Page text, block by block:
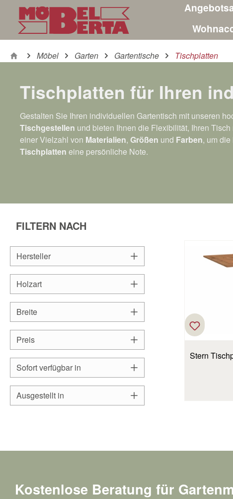
Hauptinhalt springen
Zur Suche springen
Zur Hauptnavigation springen
Möbel Garten Gartentische Tischplatten
Tischplatten für Ihren
Gestalten Sie Ihren individuellen Gartentisch mit unseren
Tischgestellen und bieten Ihnen die Flexibilität, Ihren
einer Vielzahl von Materialien, Größen und Farben, um
Tischplatten eine persönliche Note.
FILTERN NACH
Hersteller
Holzart
Breite
Preis
Sofort verfügbar in
Ausgestellt in
Stern
Kostenlose Beratung für